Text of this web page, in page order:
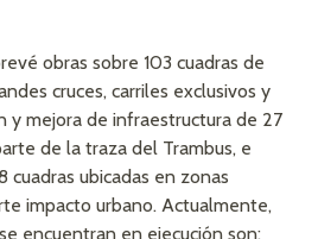
obras sobre 103 cuadras de
cruces, carriles exclusivos y
y mejora de infraestructura de 27
de la traza del Trambus, e
ubicadas en zonas
impacto urbano. Actualmente,
encuentran en ejecución son: